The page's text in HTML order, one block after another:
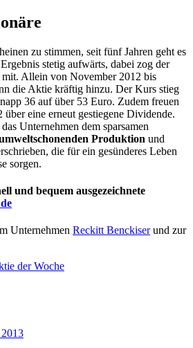
zu stimmen, seit fünf Jahren geht es
stetig aufwärts, dabei zog der
Allein von November 2012 bis
die Aktie kräftig hinzu. Der Kurs stieg
36 auf über 53 Euro. Zudem freuen
eine erneut gestiegene Dividende.
Unternehmen dem sparsamen
Produktion und
die für ein gesünderes Leben
sorgen.
und bequem ausgezeichnete
Unternehmen Reckitt Benckiserund zur
der Woche